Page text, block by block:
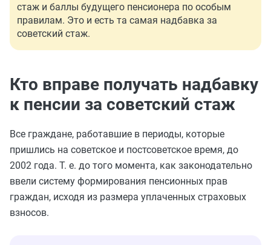
стаж и баллы будущего пенсионера по особым
правилам. Это и есть та самая надбавка за
советский стаж.
Кто вправе получать надбавку
к пенсии за советский стаж
Все граждане, работавшие в периоды, которые
пришлись на советское и постсоветское время, до
2002 года. Т. е. до того момента, как законодательно
ввели систему формирования пенсионных прав
граждан, исходя из размера уплаченных страховых
взносов.